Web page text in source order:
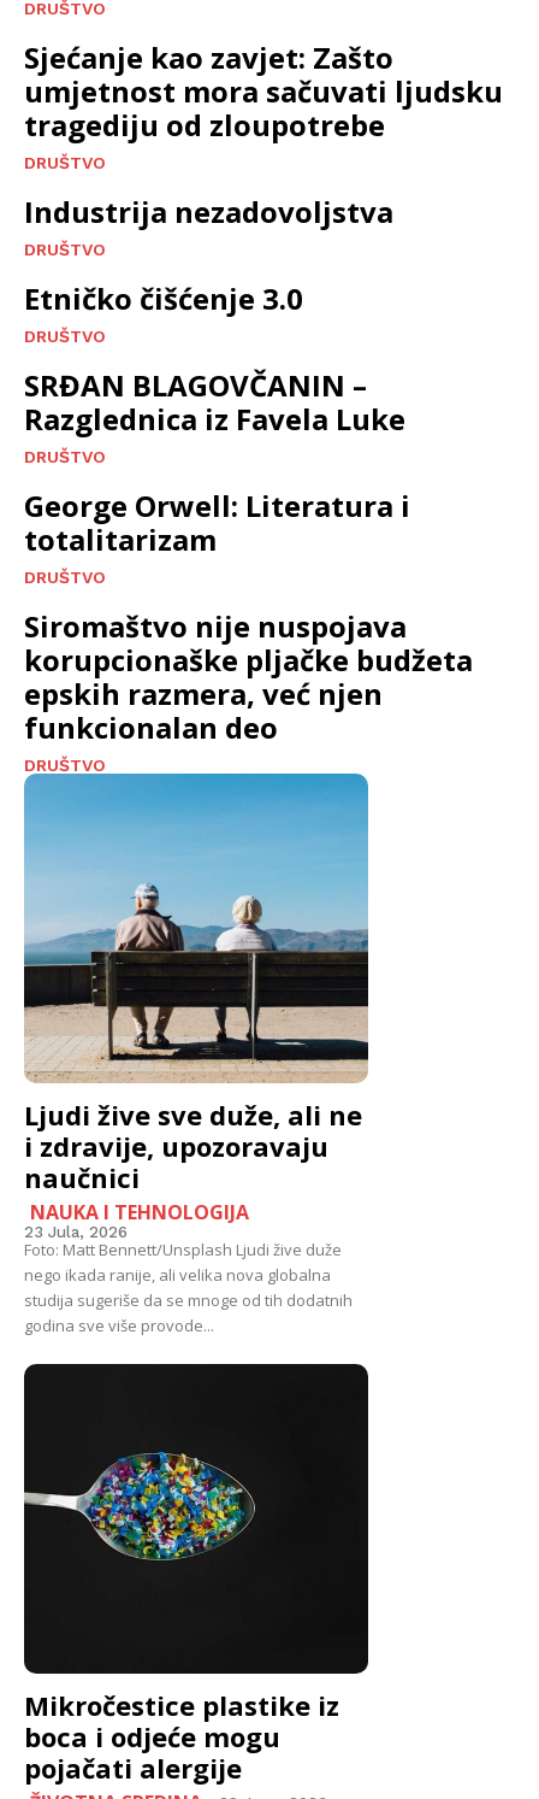
DRUŠTVO
Sjećanje kao zavjet: Zašto
umjetnost mora sačuvati ljudsku
tragediju od zloupotrebe
DRUŠTVO
Industrija nezadovoljstva
DRUŠTVO
Etničko čišćenje 3.0
DRUŠTVO
SRĐAN BLAGOVČANIN –
Razglednica iz Favela Luke
DRUŠTVO
George Orwell: Literatura i
totalitarizam
DRUŠTVO
Siromaštvo nije nuspojava
korupcionaške pljačke budžeta
epskih razmera, već njen
funkcionalan deo
DRUŠTVO
Ljudi žive sve duže, ali ne
i zdravije, upozoravaju
naučnici
NAUKA I TEHNOLOGIJA
23 Jula, 2026
Foto: Matt Bennett/Unsplash Ljudi žive duže
nego ikada ranije, ali velika nova globalna
studija sugeriše da se mnoge od tih dodatnih
godina sve više provode...
Mikročestice plastike iz
boca i odjeće mogu
pojačati alergije